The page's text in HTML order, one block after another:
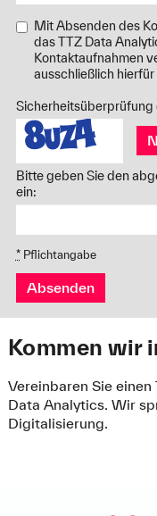
Mit Absenden des
das TTZ Data
Kontaktaufnahmen
ausschließlich
Sicherheitsüberprüfung
Bitte geben Sie den
ein:
*Pflichtangabe
Absenden
Kommen wir
Vereinbaren Sie
Data Analytics. Wir
Digitalisierung.